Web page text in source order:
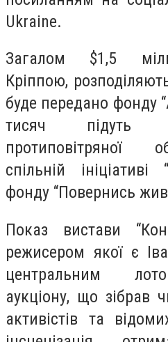
Ukraine.
Загалом $1,5
Кріппою,
буде передано фонду
тисяч підуть
протиповітряної
спільній
фонду “Повернись
Показ вистави
режисером якої є
центральним
аукціону, що зібрав
активістів та